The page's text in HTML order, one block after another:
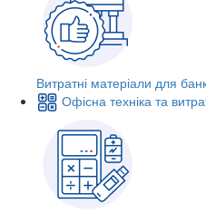
Витратні матеріали для
Офісна техніка та